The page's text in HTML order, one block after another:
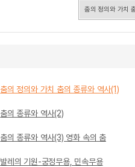
춤의 정의와 가치
춤의 정의와 가치 춤의 종류와 역사(1)
춤의 종류와 역사(2)
춤의 종류와 역사(3) 영화 속의 춤
발레의 기원-궁정무용, 민속무용